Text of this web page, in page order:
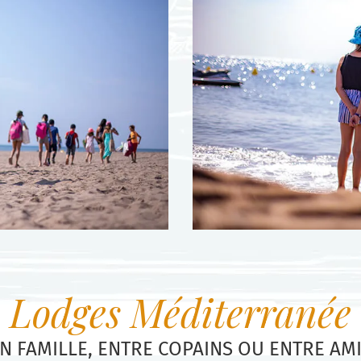
Lodges Méditerranée
FAMILLE, ENTRE COPAINS OU ENTRE